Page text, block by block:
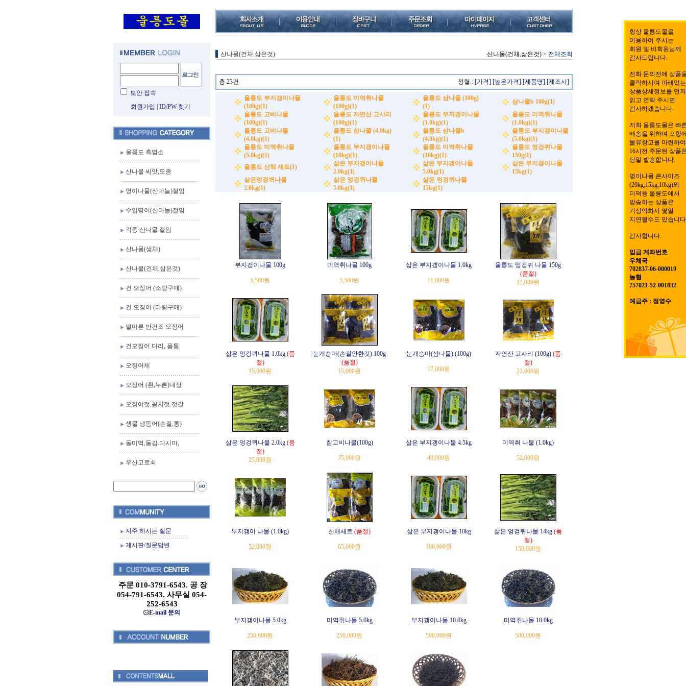
보안 접속
회원가입
ID/PW 찾기
울릉도 흑염소
산나물 씨앗,모종
명이나물(산마늘)절임
수입명이(산마늘)절임
각종 산나물 절임
산나물(생채)
산나물(건채,삶은것)
건 오징어 (소량구매)
건 오징어 (다량구매)
덜마른 반건조 오징어
건오징어 다리, 몸통
오징어채
오징어 (흰,누른)내장
오징어젓,꽁치젓.젓갈
생물 냉동어(손질,통)
돌미역,돌김.다시마,
우산고로쇠
자주 하시는 질문
게시판/질문답변
주문 010-3791-6543. 공 장
054-791-6543. 사무실 054-
252-6543
E-mail 문의
산나물(건채,삶은것) 산나물(건채,삶은것) > 전체조회
총 23건 정렬 : [가격] [높은가격] [제품명] [제조사]
울릉도 부지갱이나물
(100g)(1)
울릉도 미역취나물
(100g)(1)
울릉도 삼나물 (100g)
(1)
삼나물b 100g(1)
울릉도 고비나물
(100g)(1)
울릉도 자연산 고사리
(100g)(1)
울릉도 부지갱이나물
(1.0kg)(1)
울릉도 미역취나물
(1.0kg)(1)
울릉도 고비나물
(4.0kg)(1)
울릉도 삼나물 (4.0kg)
(1)
울릉도 삼나물b
(4.0kg)(1)
울릉도 부지갱이나물
(5.0kg)(1)
울릉도 미역취나물
(5.0kg)(1)
울릉도 부지갱이나물
(10kg)(1)
울릉도 미역취나물
(10kg)(1)
울릉도 엉겅퀴나물
150g(1)
울릉도 산채 세트(1)
삶은 부지갱이나물
2.0kg(1)
삶은 부지갱이나물
5.0kg(1)
삶은 부지갱이나물
15kg(1)
삶은엉겅퀴나물
2.0kg(1)
삶은 엉겅퀴나물
5.0kg(1)
삶은 엉겅퀴나물
15kg(1)
부지갱이나물 100g
5,500원
미역취나물 100g
5,500원
삶은 부지갱이나물 1.0kg
11,000원
울릉도 엉겅퀴 나물 150g
(품절)
12,000원
삶은 엉겅퀴나물 1.0kg (품
절)
15,000원
눈개승마(손질안한것) 100g
(품절)
15,000원
눈개승마(삼나물) (100g)
17,000원
자연산 고사리 (100g) (품
절)
22,000원
삶은 엉겅퀴나물 2.0kg (품
절)
25,000원
참고비나물(100g)
35,000원
삶은 부지갱이나물 4.5kg
49,000원
미역취 나물 (1.0kg)
52,000원
부지갱이 나물 (1.0kg)
52,000원
산채세트 (품절)
65,000원
삶은 부지갱이나물 10kg
100,000원
삶은 엉겅퀴나물 14kg (품
절)
150,000원
부지갱이나물 5.0kg
250,000원
미역취나물 5.0kg
250,000원
부지갱이나물 10.0kg
500,000원
미역취나물 10.0kg
500,000원
항상 울릉도몰을
이용하여 주시는
회원 및 비회원님께
감사드립니다.
전화 문의전에 상품
클릭하시여 아래있는
상품상세정보를 먼저
읽고 연락 주시면
감사하겠습니다.
저희 울릉도몰은 빠
배송을 위하여 포항
물류창고를 마련하여
16시전 주문된 상품
당일 발송합니다.
명이나물 큰사이즈
(20kg,15kg,10kg)와
더덕등 울릉도에서
발송하는 상품은
기상악화시 몇일
지연될수도 있습니
감사합니다.
입금 계좌번호
우체국
702837-06-000019
농협
757021-52-001832
예금주 : 정영수